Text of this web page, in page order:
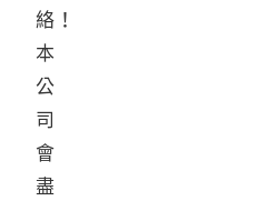
絡！
本
公
司
會
盡